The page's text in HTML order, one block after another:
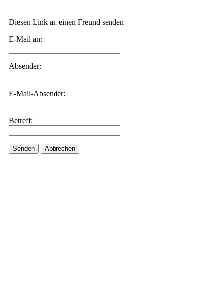
Diesen Link an einen Freund senden
E-Mail an:
Absender:
E-Mail-Absender:
Betreff:
Senden Abbrechen